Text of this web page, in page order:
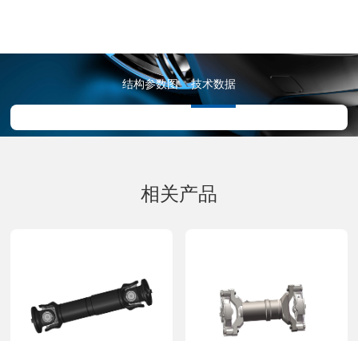
结构参数图 技术数据
相关产品